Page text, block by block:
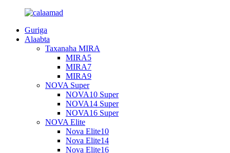
Guriga
Alaabta
Taxanaha MIRA
MIRA5
MIRA7
MIRA9
NOVA Super
NOVA10 Super
NOVA14 Super
NOVA16 Super
NOVA Elite
Nova Elite10
Nova Elite14
Nova Elite16